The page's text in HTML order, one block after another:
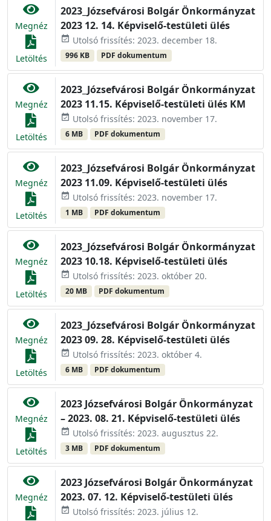
Megnéz
Letöltés
2023_Józsefvárosi Bolgár Önkormányzat
2023 12. 14. Képviselő-testületi ülés
event_available Utolsó frissítés: 2023. december 18.
996 KB PDF dokumentum
Megnéz
Letöltés
2023_Józsefvárosi Bolgár Önkormányzat
2023 11.15. Képviselő-testületi ülés KM
event_available Utolsó frissítés: 2023. november 17.
6 MB PDF dokumentum
Megnéz
Letöltés
2023_Józsefvárosi Bolgár Önkormányzat
2023 11.09. Képviselő-testületi ülés
event_available Utolsó frissítés: 2023. november 17.
1 MB PDF dokumentum
Megnéz
Letöltés
2023_Józsefvárosi Bolgár Önkormányzat
2023 10.18. Képviselő-testületi ülés
event_available Utolsó frissítés: 2023. október 20.
20 MB PDF dokumentum
Megnéz
Letöltés
2023_Józsefvárosi Bolgár Önkormányzat
2023 09. 28. Képviselő-testületi ülés
event_available Utolsó frissítés: 2023. október 4.
6 MB PDF dokumentum
Megnéz
Letöltés
2023 Józsefvárosi Bolgár Önkormányzat
– 2023. 08. 21. Képviselő-testületi ülés
event_available Utolsó frissítés: 2023. augusztus 22.
3 MB PDF dokumentum
Megnéz
2023 Józsefvárosi Bolgár Önkormányzat
2023. 07. 12. Képviselő-testületi ülés
event_available Utolsó frissítés: 2023. július 12.